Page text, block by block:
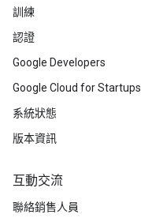
訓練
認證
Google Developers
Google Cloud for Startups
系統狀態
版本資訊
互動交流
聯絡銷售人員